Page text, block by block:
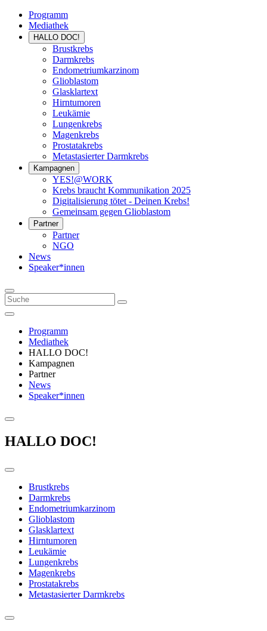
Programm
Mediathek
HALLO DOC!
Brustkrebs
Darmkrebs
Endometriumkarzinom
Glioblastom
Glasklartext
Hirntumoren
Leukämie
Lungenkrebs
Magenkrebs
Prostatakrebs
Metastasierter Darmkrebs
Kampagnen
YES!@WORK
Krebs braucht Kommunikation 2025
Digitalisierung tötet - Deinen Krebs!
Gemeinsam gegen Glioblastom
Partner
Partner
NGO
News
Speaker*innen
Programm
Mediathek
HALLO DOC!
Kampagnen
Partner
News
Speaker*innen
HALLO DOC!
Brustkrebs
Darmkrebs
Endometriumkarzinom
Glioblastom
Glasklartext
Hirntumoren
Leukämie
Lungenkrebs
Magenkrebs
Prostatakrebs
Metastasierter Darmkrebs